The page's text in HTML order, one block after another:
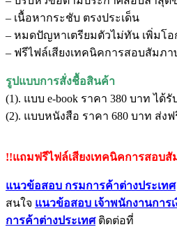
– เนื้อหากระชับ ตรงประเด็น
– หมดปัญหาเตรียมตัวไม่ทัน เพิ่มโ
– ฟรีไฟล์เสียงเทคนิคการสอบสัมภ
รูปแบบการสั่งชื้อสินค้า
(1). แบบ e-book ราคา 380 บาท ได้
(2). แบบหนังสือ ราคา 680 บาท ส่ง
!!แถมฟรีไฟล์เสียงเทคนิคการสอบ
แนวข้อสอบ กรมการค้าต่างประเทศ
สนใจ แนวข้อสอบ เจ้าพนักงานกา
การค้าต่างประเทศติดต่อที่